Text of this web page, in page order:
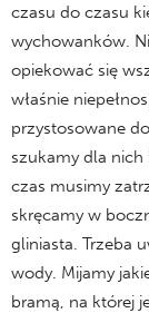
czasu do czasu
wychowanków.
opiekować się
właśnie
przystosowane
szukamy dla nich
czas musimy
skręcamy w
gliniasta. Trzeba
wody. Mijamy
bramą, na której